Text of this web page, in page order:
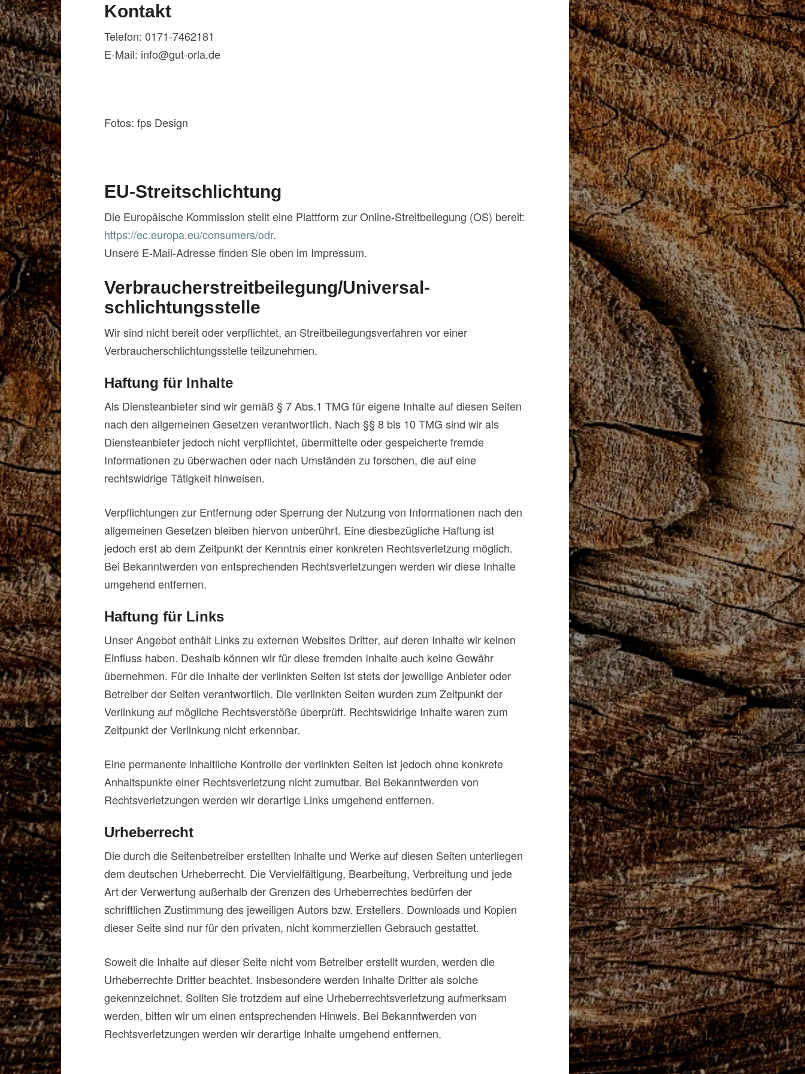
Kontakt
Telefon: 0171-7462181
E-Mail: info@gut-orla.de
Fotos: fps Design
EU-Streitschlichtung
Die Europäische Kommission stellt eine Plattform zur Online-Streitbeilegung (OS) bereit:
https://ec.europa.eu/consumers/odr.
Unsere E-Mail-Adresse finden Sie oben im Impressum.
Verbraucher­streit­beilegung/Universal­
schlichtungs­stelle
Wir sind nicht bereit oder verpflichtet, an Streitbeilegungsverfahren vor einer
Verbraucherschlichtungsstelle teilzunehmen.
Haftung für Inhalte
Als Diensteanbieter sind wir gemäß § 7 Abs.1 TMG für eigene Inhalte auf diesen Seiten
nach den allgemeinen Gesetzen verantwortlich. Nach §§ 8 bis 10 TMG sind wir als
Diensteanbieter jedoch nicht verpflichtet, übermittelte oder gespeicherte fremde
Informationen zu überwachen oder nach Umständen zu forschen, die auf eine
rechtswidrige Tätigkeit hinweisen.
Verpflichtungen zur Entfernung oder Sperrung der Nutzung von Informationen nach den
allgemeinen Gesetzen bleiben hiervon unberührt. Eine diesbezügliche Haftung ist
jedoch erst ab dem Zeitpunkt der Kenntnis einer konkreten Rechtsverletzung möglich.
Bei Bekanntwerden von entsprechenden Rechtsverletzungen werden wir diese Inhalte
umgehend entfernen.
Haftung für Links
Unser Angebot enthält Links zu externen Websites Dritter, auf deren Inhalte wir keinen
Einfluss haben. Deshalb können wir für diese fremden Inhalte auch keine Gewähr
übernehmen. Für die Inhalte der verlinkten Seiten ist stets der jeweilige Anbieter oder
Betreiber der Seiten verantwortlich. Die verlinkten Seiten wurden zum Zeitpunkt der
Verlinkung auf mögliche Rechtsverstöße überprüft. Rechtswidrige Inhalte waren zum
Zeitpunkt der Verlinkung nicht erkennbar.
Eine permanente inhaltliche Kontrolle der verlinkten Seiten ist jedoch ohne konkrete
Anhaltspunkte einer Rechtsverletzung nicht zumutbar. Bei Bekanntwerden von
Rechtsverletzungen werden wir derartige Links umgehend entfernen.
Urheberrecht
Die durch die Seitenbetreiber erstellten Inhalte und Werke auf diesen Seiten unterliegen
dem deutschen Urheberrecht. Die Vervielfältigung, Bearbeitung, Verbreitung und jede
Art der Verwertung außerhalb der Grenzen des Urheberrechtes bedürfen der
schriftlichen Zustimmung des jeweiligen Autors bzw. Erstellers. Downloads und Kopien
dieser Seite sind nur für den privaten, nicht kommerziellen Gebrauch gestattet.
Soweit die Inhalte auf dieser Seite nicht vom Betreiber erstellt wurden, werden die
Urheberrechte Dritter beachtet. Insbesondere werden Inhalte Dritter als solche
gekennzeichnet. Sollten Sie trotzdem auf eine Urheberrechtsverletzung aufmerksam
werden, bitten wir um einen entsprechenden Hinweis. Bei Bekanntwerden von
Rechtsverletzungen werden wir derartige Inhalte umgehend entfernen.